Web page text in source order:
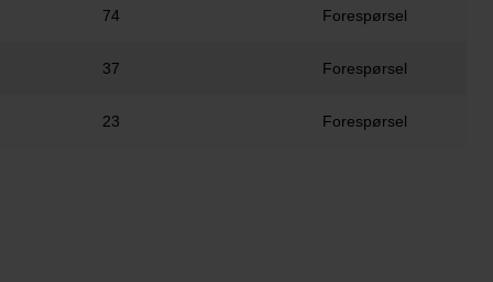
74 Forespørsel
37 Forespørsel
23 Forespørsel